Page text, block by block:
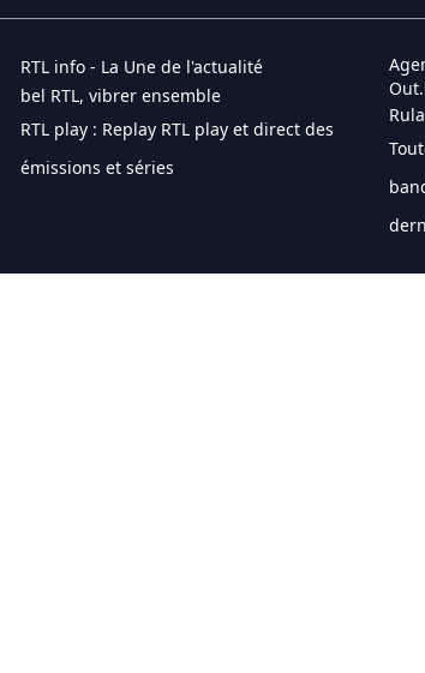
RTL info - La Une de l'actualité
bel RTL, vibrer ensemble
RTL play : Replay RTL play et direct des
émissions et séries